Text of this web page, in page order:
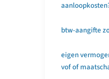
btw-aangifte
eigen
vof of